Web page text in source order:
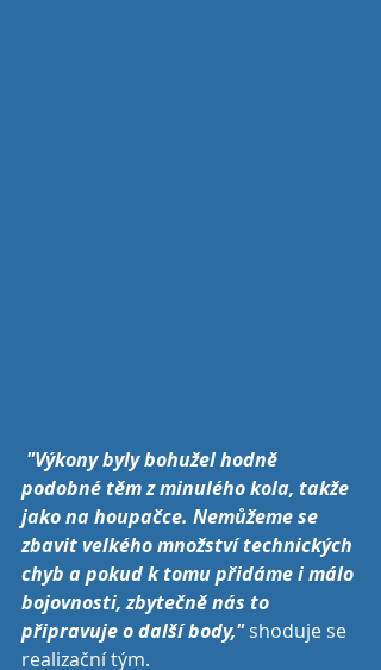
"Výkony byly bohužel hodně
podobné těm z minulého kola, takže
jako na houpačce. Nemůžeme se
zbavit velkého množství technických
chyb a pokud k tomu přidáme i málo
bojovnosti, zbytečně nás to
připravuje o další body," shoduje se
realizační tým.